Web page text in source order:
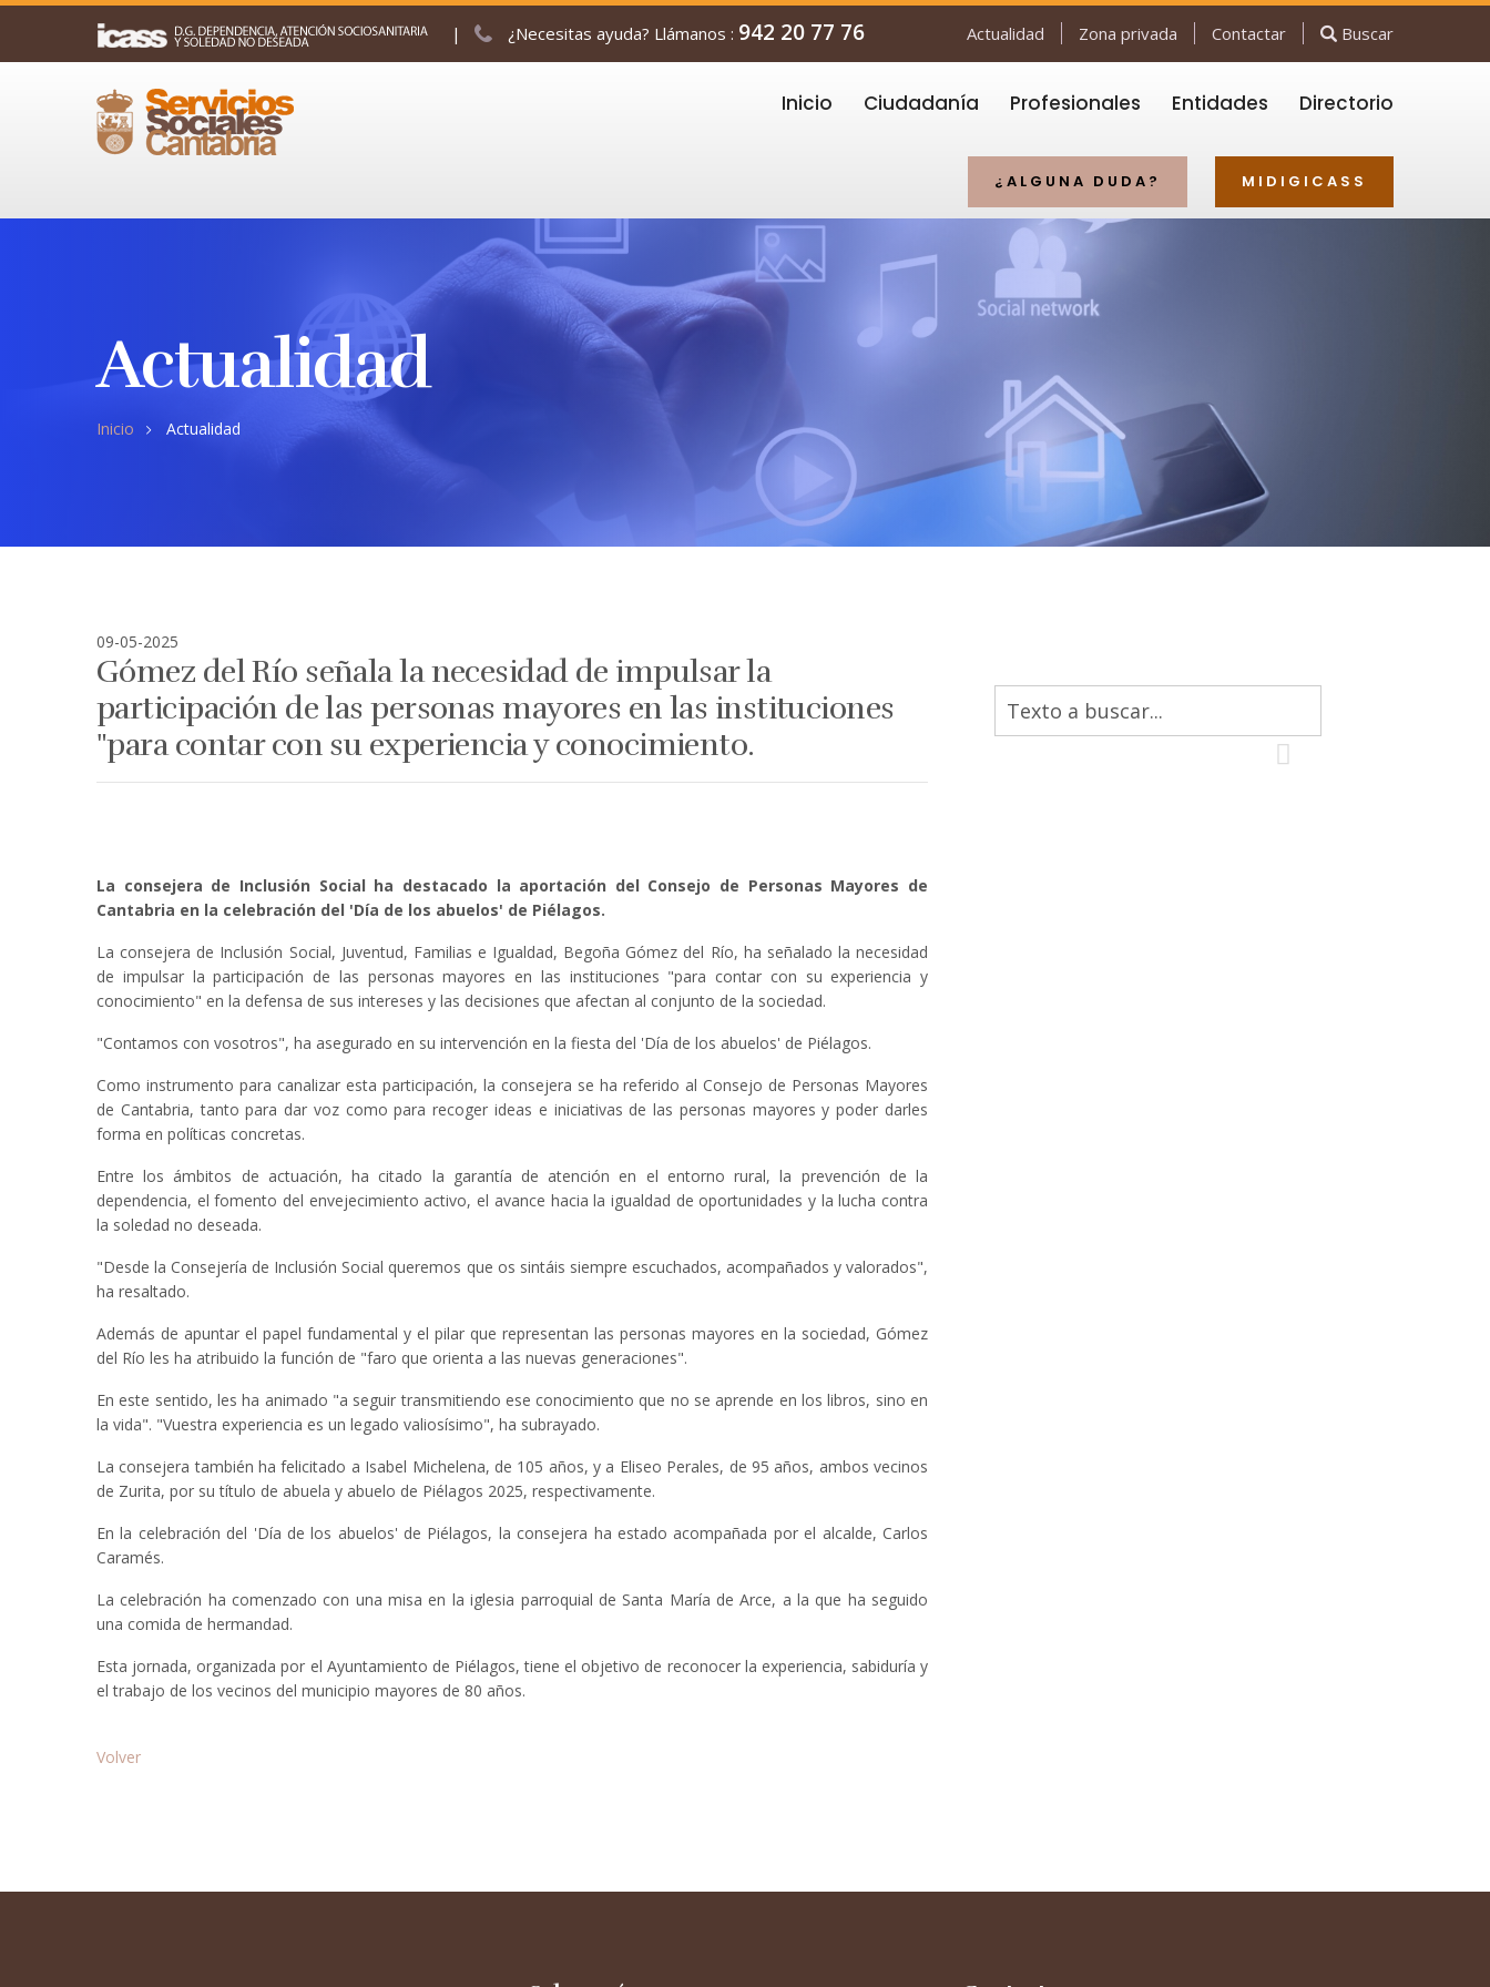
| ¿Necesitas ayuda? Llámanos : 942 20 77 76 Actualidad Zona privada Contactar Buscar
Inicio Ciudadanía Profesionales Entidades Directorio
MIDIGICASS
¿ALGUNA DUDA?
Actualidad
Inicio Actualidad
09-05-2025
Gómez del Río señala la necesidad de impulsar la
participación de las personas mayores en las instituciones
"para contar con su experiencia y conocimiento.
La consejera de Inclusión Social ha destacado la aportación del Consejo de Personas Mayores de
Cantabria en la celebración del 'Día de los abuelos' de Piélagos.
La consejera de Inclusión Social, Juventud, Familias e Igualdad, Begoña Gómez del Río, ha señalado la necesidad
de impulsar la participación de las personas mayores en las instituciones "para contar con su experiencia y
conocimiento" en la defensa de sus intereses y las decisiones que afectan al conjunto de la sociedad.
"Contamos con vosotros", ha asegurado en su intervención en la fiesta del 'Día de los abuelos' de Piélagos.
Como instrumento para canalizar esta participación, la consejera se ha referido al Consejo de Personas Mayores
de Cantabria, tanto para dar voz como para recoger ideas e iniciativas de las personas mayores y poder darles
forma en políticas concretas.
Entre los ámbitos de actuación, ha citado la garantía de atención en el entorno rural, la prevención de la
dependencia, el fomento del envejecimiento activo, el avance hacia la igualdad de oportunidades y la lucha contra
la soledad no deseada.
"Desde la Consejería de Inclusión Social queremos que os sintáis siempre escuchados, acompañados y valorados",
ha resaltado.
Además de apuntar el papel fundamental y el pilar que representan las personas mayores en la sociedad, Gómez
del Río les ha atribuido la función de "faro que orienta a las nuevas generaciones".
En este sentido, les ha animado "a seguir transmitiendo ese conocimiento que no se aprende en los libros, sino en
la vida". "Vuestra experiencia es un legado valiosísimo", ha subrayado.
La consejera también ha felicitado a Isabel Michelena, de 105 años, y a Eliseo Perales, de 95 años, ambos vecinos
de Zurita, por su título de abuela y abuelo de Piélagos 2025, respectivamente.
En la celebración del 'Día de los abuelos' de Piélagos, la consejera ha estado acompañada por el alcalde, Carlos
Caramés.
La celebración ha comenzado con una misa en la iglesia parroquial de Santa María de Arce, a la que ha seguido
una comida de hermandad.
Esta jornada, organizada por el Ayuntamiento de Piélagos, tiene el objetivo de reconocer la experiencia, sabiduría y
el trabajo de los vecinos del municipio mayores de 80 años.
Volver